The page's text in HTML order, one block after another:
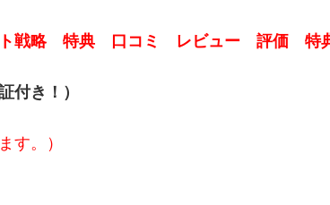
ト戦略 特典 口コミ レビュー 評価 特
付き！）
す。）